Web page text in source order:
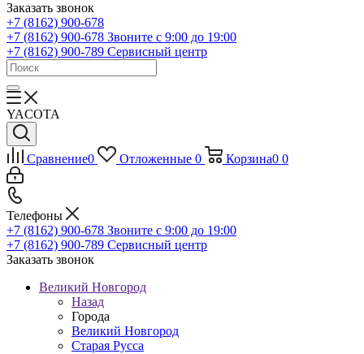
Заказать звонок
+7 (8162) 900-678
+7 (8162) 900-678 Звоните с 9:00 до 19:00
+7 (8162) 900-789 Сервисный центр
YACOTA
Сравнение0 Отложенные 0 Корзина0 0
Телефоны
+7 (8162) 900-678 Звоните с 9:00 до 19:00
+7 (8162) 900-789 Сервисный центр
Заказать звонок
Великий Новгород
Назад
Города
Великий Новгород
Старая Русса